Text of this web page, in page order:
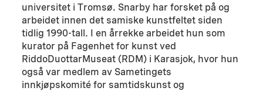
universitet i Tromsø. Snarby har forsket på og
arbeidet innen det samiske kunstfeltet siden
tidlig 1990-tall. I en årrekke arbeidet hun som
kurator på Fagenhet for kunst ved
RiddoDuottarMuseat (RDM) i Karasjok, hvor hun
også var medlem av Sametingets
innkjøpskomité for samtidskunst og